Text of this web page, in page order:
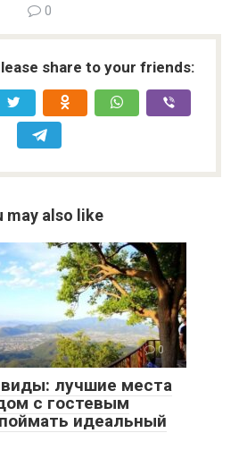
0
share to your friends:
may also like
0
лучшие места
с гостевым
идеальный